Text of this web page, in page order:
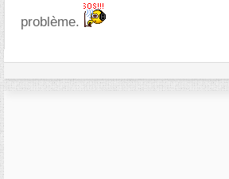
problème.